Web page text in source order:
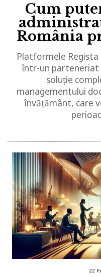
Cum
România
Platformele Regista
într-un parteneriat
soluție
managementului
învățământ, care
22